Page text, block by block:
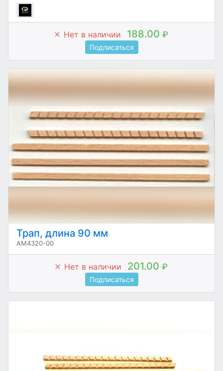
Нет в наличии 188.00 ₽
Подписаться
Трап, длина 90 мм
AM4320-00
Нет в наличии 201.00 ₽
Подписаться